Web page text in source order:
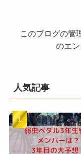
このブログの管
のエン
人気記事